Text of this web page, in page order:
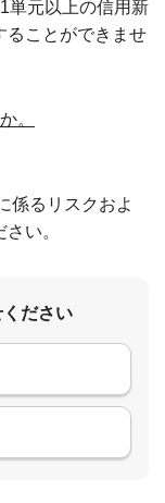
単元以上の信用新
ることができませ
。
係るリスクおよ
い。
ださい